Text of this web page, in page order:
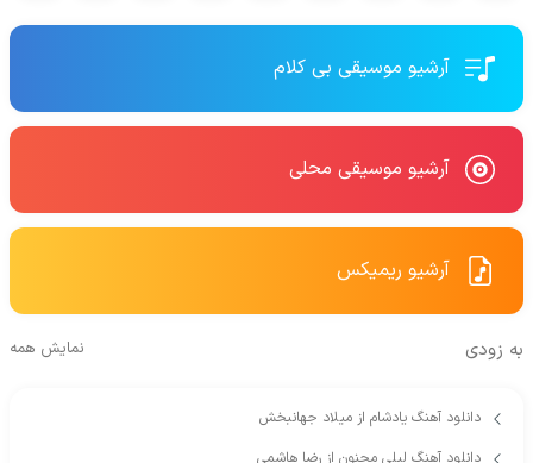
آرشیو موسیقی بی کلام
آرشیو موسیقی محلی
آرشیو ریمیکس
به زودی نمایش همه
دانلود آهنگ یادشام از میلاد جهانبخش
دانلود آهنگ لیلی مجنون از رضا هاشمی